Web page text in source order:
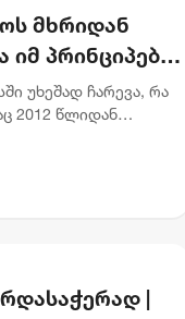
მხრიდან
იმ პრინციპებს,
უხეშად ჩარევა, რა
2012 წლიდან
|